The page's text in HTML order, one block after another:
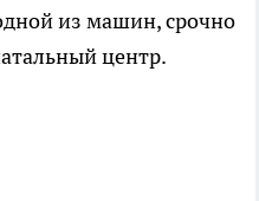
из машин, срочно
центр.